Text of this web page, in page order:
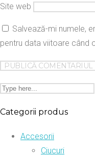
Site web
Salvează-mi numele,
pentru data viitoare când
Categorii produs
Accesorii
Ciucuri